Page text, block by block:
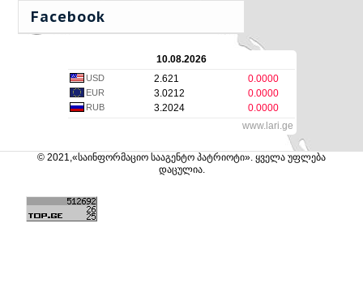
Facebook
10.08.2026
USD 2.621 0.0000
EUR 3.0212 0.0000
RUB 3.2024
0.0000
www.lari.ge
© 2021,«საინფორმაციო სააგენტო პატრიოტი». ყველა უფლება
დაცულია.